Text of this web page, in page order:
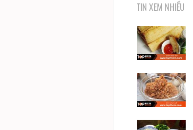
TIN XEM NHIỀU